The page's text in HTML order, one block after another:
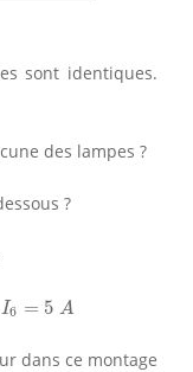
sont identiques.
des lampes ?
?
I6 = 5 A
I6 A
dans ce montage